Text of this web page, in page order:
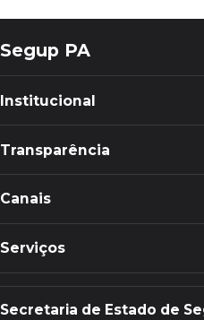
Segup PA
Institucional
Transparência
Canais
Serviços
Secretaria de Estado de